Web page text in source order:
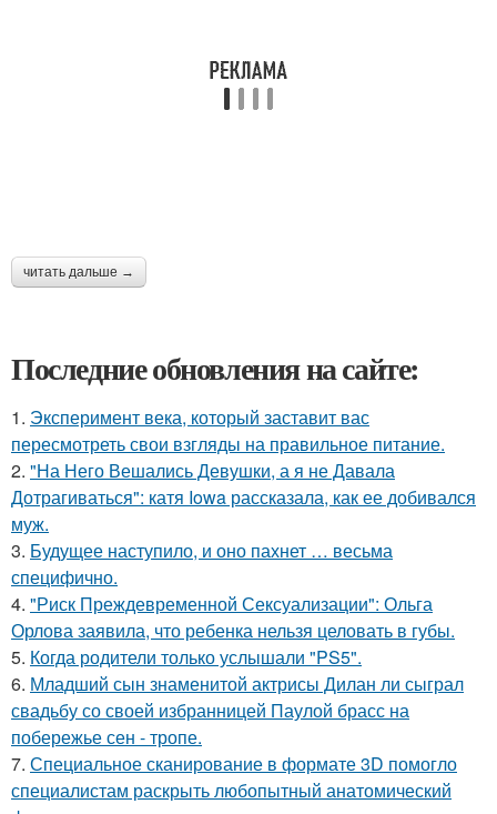
читать дальше →
Последние обновления на сайте:
1. Эксперимент века, который заставит вас
пересмотреть свои взгляды на правильное питание.
2. "На Него Вешались Девушки, а я не Давала
Дотрагиваться": катя Iowa рассказала, как ее добивался
муж.
3. Будущее наступило, и оно пахнет … весьма
специфично.
4. "Риск Преждевременной Сексуализации": Ольга
Орлова заявила, что ребенка нельзя целовать в губы.
5. Когда родители только услышали "PS5".
6. Младший сын знаменитой актрисы Дилан ли сыграл
свадьбу со своей избранницей Паулой брасс на
побережье сен - тропе.
7. Специальное сканирование в формате 3D помогло
специалистам раскрыть любопытный анатомический